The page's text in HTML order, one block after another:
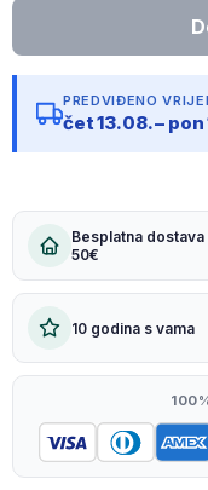
PREDVIĐENO
čet 13.08. – pon
Besplatna dostava
50€
10 godina s vama